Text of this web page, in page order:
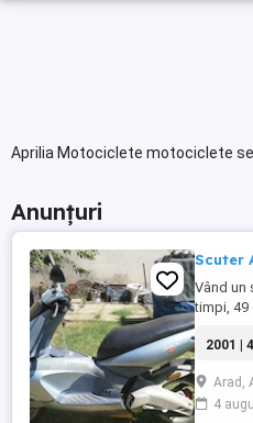
Aprilia Motociclete motociclete
Anunțuri
Scuter
Vând un
timpi, 49
bune,
2001 |
Arad,
4